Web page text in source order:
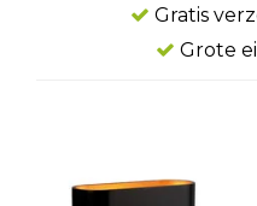
Gratis
Grote